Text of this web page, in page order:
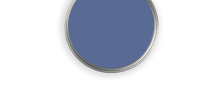
Auf den Wunschzettel